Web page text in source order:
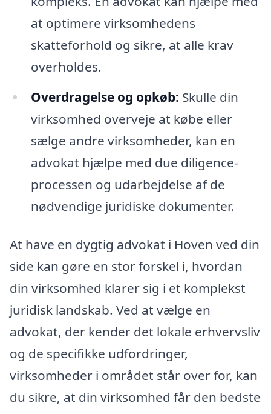
at optimere virksomhedens
skatteforhold og sikre, at alle krav
overholdes.
Overdragelse og opkøb: Skulle din
virksomhed overveje at købe eller
sælge andre virksomheder, kan en
advokat hjælpe med due diligence-
processen og udarbejdelse af de
nødvendige juridiske dokumenter.
At have en dygtig advokat i Hoven ved din
side kan gøre en stor forskel i, hvordan
din virksomhed klarer sig i et komplekst
juridisk landskab. Ved at vælge en
advokat, der kender det lokale erhvervsliv
og de specifikke udfordringer,
virksomheder i området står over for, kan
du sikre, at din virksomhed får den bedste